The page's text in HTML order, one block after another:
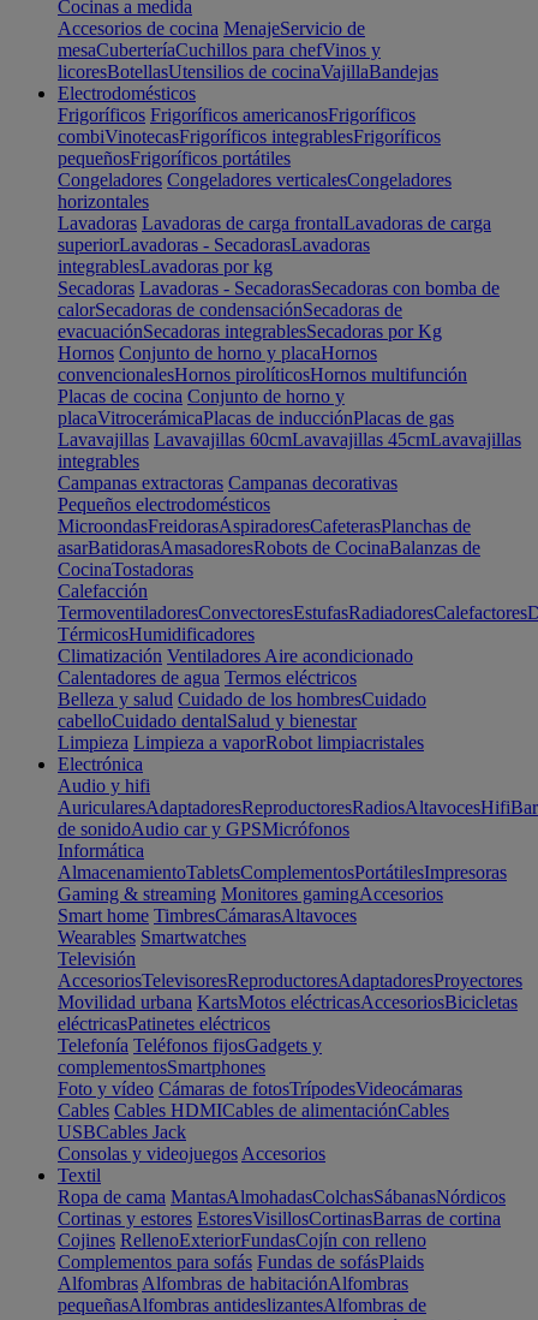
Cocinas a medida
Accesorios de cocina MenajeServicio de
mesaCuberteríaCuchillos para chefVinos y
licoresBotellasUtensilios de cocinaVajillaBandejas
Electrodomésticos
Frigoríficos Frigoríficos americanosFrigoríficos
combiVinotecasFrigoríficos integrablesFrigoríficos
pequeñosFrigoríficos portátiles
Congeladores Congeladores verticalesCongeladores
horizontales
Lavadoras Lavadoras de carga frontalLavadoras de carga
superiorLavadoras - SecadorasLavadoras
integrablesLavadoras por kg
Secadoras Lavadoras - SecadorasSecadoras con bomba de
calorSecadoras de condensaciónSecadoras de
evacuaciónSecadoras integrablesSecadoras por Kg
Hornos Conjunto de horno y placaHornos
convencionalesHornos pirolíticosHornos multifunción
Placas de cocina Conjunto de horno y
placaVitrocerámicaPlacas de inducciónPlacas de gas
Lavavajillas Lavavajillas 60cmLavavajillas 45cmLavavajillas
integrables
Campanas extractoras Campanas decorativas
Pequeños electrodomésticos
MicroondasFreidorasAspiradoresCafeterasPlanchas de
asarBatidorasAmasadoresRobots de CocinaBalanzas de
CocinaTostadoras
Calefacción
TermoventiladoresConvectoresEstufasRadiadoresCalefactores
TérmicosHumidificadores
Climatización Ventiladores Aire acondicionado
Calentadores de agua Termos eléctricos
Belleza y salud Cuidado de los hombresCuidado
cabelloCuidado dentalSalud y bienestar
Limpieza Limpieza a vaporRobot limpiacristales
Electrónica
Audio y hifi
AuricularesAdaptadoresReproductoresRadiosAltavocesHifi
de sonidoAudio car y GPSMicrófonos
Informática
AlmacenamientoTabletsComplementosPortátilesImpresoras
Gaming & streaming Monitores gamingAccesorios
Smart home TimbresCámarasAltavoces
Wearables Smartwatches
Televisión
AccesoriosTelevisoresReproductoresAdaptadoresProyectores
Movilidad urbana KartsMotos eléctricasAccesoriosBicicletas
eléctricasPatinetes eléctricos
Telefonía Teléfonos fijosGadgets y
complementosSmartphones
Foto y vídeo Cámaras de fotosTrípodesVideocámaras
Cables Cables HDMICables de alimentaciónCables
USBCables Jack
Consolas y videojuegos Accesorios
Textil
Ropa de cama MantasAlmohadasColchasSábanasNórdicos
Cortinas y estores EstoresVisillosCortinasBarras de cortina
Cojines RellenoExteriorFundasCojín con relleno
Complementos para sofás Fundas de sofásPlaids
Alfombras Alfombras de habitaciónAlfombras
pequeñasAlfombras antideslizantesAlfombras de